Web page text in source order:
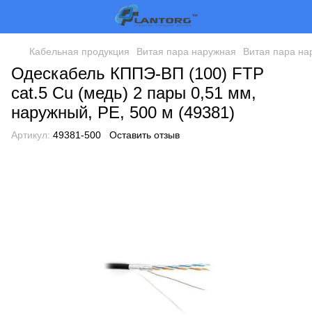
Кабельная продукция Витая пара наружная Витая пара
Одескабель КППЭ-ВП (100) FTP
cat.5 Cu (медь) 2 пары 0,51 мм,
наружный, PE, 500 м (49381)
Артикул: 49381-500 Оставить отзыв